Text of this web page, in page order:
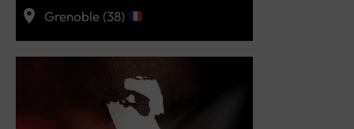
Grenoble (38)